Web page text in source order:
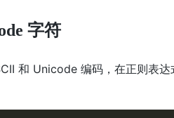
字符
和 Unicode 编码，在正则表